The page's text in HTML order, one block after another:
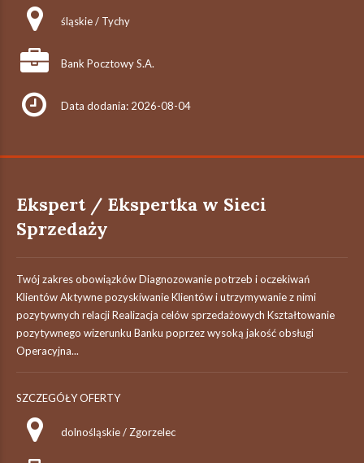
śląskie / Tychy
Bank Pocztowy S.A.
Data dodania: 2026-08-04
Ekspert / Ekspertka w Sieci
Sprzedaży
Twój zakres obowiązków Diagnozowanie potrzeb i oczekiwań
Klientów Aktywne pozyskiwanie Klientów i utrzymywanie z nimi
pozytywnych relacji Realizacja celów sprzedażowych Kształtowanie
pozytywnego wizerunku Banku poprzez wysoką jakość obsługi
Operacyjna...
SZCZEGÓŁY OFERTY
dolnośląskie / Zgorzelec